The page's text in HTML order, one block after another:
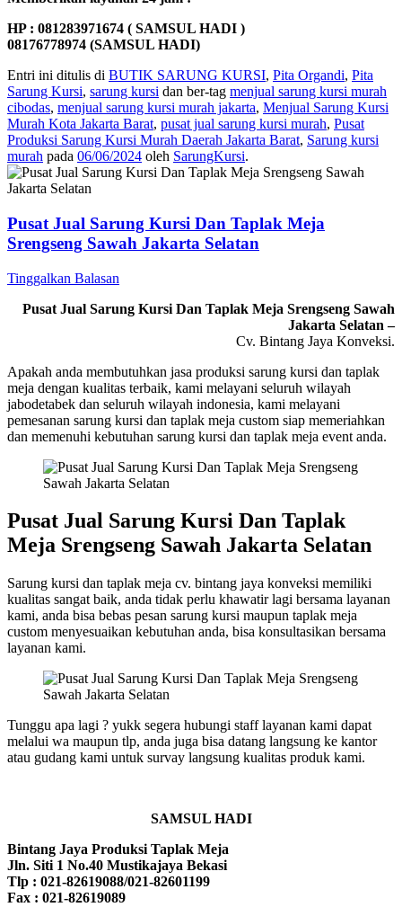
HP : 081283971674 ( SAMSUL HADI )
08176778974 (SAMSUL HADI)
Entri ini ditulis di BUTIK SARUNG KURSI, Pita Organdi, Pita
Sarung Kursi, sarung kursi dan ber-tag menjual sarung kursi murah
cibodas, menjual sarung kursi murah jakarta, Menjual Sarung Kursi
Murah Kota Jakarta Barat, pusat jual sarung kursi murah, Pusat
Produksi Sarung Kursi Murah Daerah Jakarta Barat, Sarung kursi
murah pada 06/06/2024 oleh SarungKursi.
Pusat Jual Sarung Kursi Dan Taplak Meja
Srengseng Sawah Jakarta Selatan
Tinggalkan Balasan
Pusat Jual Sarung Kursi Dan Taplak Meja Srengseng Sawah
Jakarta Selatan –
Cv. Bintang Jaya Konveksi.
Apakah anda membutuhkan jasa produksi sarung kursi dan taplak
meja dengan kualitas terbaik, kami melayani seluruh wilayah
jabodetabek dan seluruh wilayah indonesia, kami melayani
pemesanan sarung kursi dan taplak meja custom siap memeriahkan
dan memenuhi kebutuhan sarung kursi dan taplak meja event anda.
Pusat Jual Sarung Kursi Dan Taplak
Meja Srengseng Sawah Jakarta Selatan
Sarung kursi dan taplak meja cv. bintang jaya konveksi memiliki
kualitas sangat baik, anda tidak perlu khawatir lagi bersama layanan
kami, anda bisa bebas pesan sarung kursi maupun taplak meja
custom menyesuaikan kebutuhan anda, bisa konsultasikan bersama
layanan kami.
Tunggu apa lagi ? yukk segera hubungi staff layanan kami dapat
melalui wa maupun tlp, anda juga bisa datang langsung ke kantor
atau gudang kami untuk survay langsung kualitas produk kami.
SAMSUL HADI
Bintang Jaya Produksi Taplak Meja
Jln. Siti 1 No.40 Mustikajaya Bekasi
Tlp : 021-82619088/021-82601199
Fax : 021-82619089